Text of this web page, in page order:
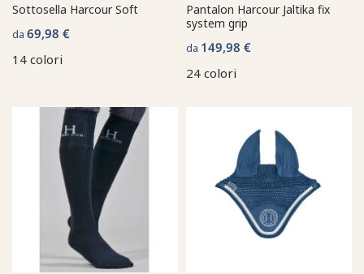
Sottosella Harcour Soft
da 69,98 €
14 colori
Pantalon Harcour Jaltika fix
system grip
da 149,98 €
24 colori